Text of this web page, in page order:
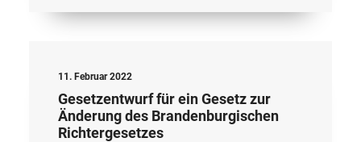
11. Februar 2022
Gesetzentwurf für ein Gesetz zur
Änderung des Brandenburgischen
Richtergesetzes